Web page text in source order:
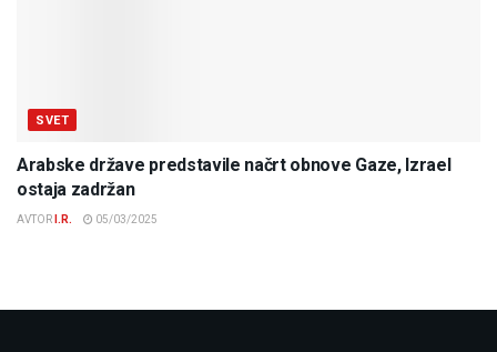
SVET
Arabske države predstavile načrt obnove Gaze, Izrael
ostaja zadržan
AVTOR I.R. 05/03/2025